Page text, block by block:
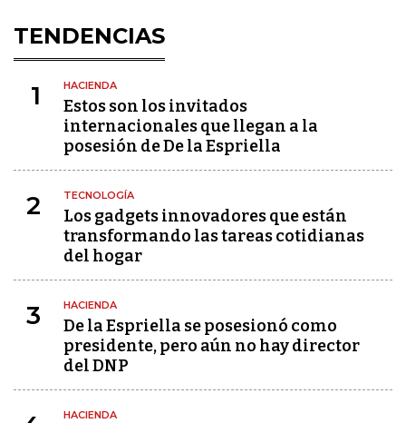
TENDENCIAS
1 HACIENDA
Estos son los invitados
internacionales que llegan a la
posesión de De la Espriella
2 TECNOLOGÍA
Los gadgets innovadores que están
transformando las tareas cotidianas
del hogar
3 HACIENDA
De la Espriella se posesionó como
presidente, pero aún no hay director
del DNP
HACIENDA